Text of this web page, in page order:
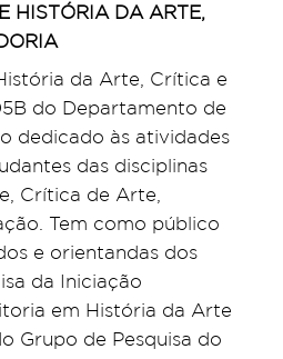
HISTÓRIA DA ARTE,
da Arte, Crítica e
do Departamento de
dedicado às atividades
das disciplinas
Crítica de Arte,
Tem como público
e orientandas dos
da Iniciação
em História da Arte
Grupo de Pesquisa do